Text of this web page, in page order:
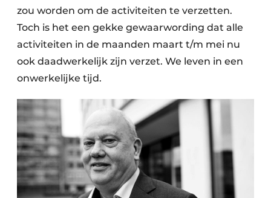
zou worden om de activiteiten te verzetten.
Toch is het een gekke gewaarwording dat alle
activiteiten in de maanden maart t/m mei nu
ook daadwerkelijk zijn verzet. We leven in een
onwerkelijke tijd.